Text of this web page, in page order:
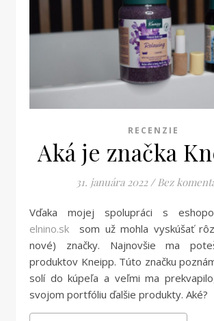
RECENZIE
Aká je značka
31. januára 2022 / Bez
Vďaka mojej spolupráci s
elnino.sk
som už mohla vyskúšať
nové) značky. Najnovšie ma
produktov Kneipp. Túto značku
solí do kúpeľa a veľmi ma
svojom portfóliu ďalšie produkty. Aké?